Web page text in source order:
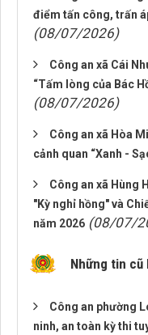
điểm tấn công, trấn
(08/07/2026)
Công an xã Cái
“Tấm lòng của Bác
(08/07/2026)
Công an xã Hòa
cảnh quan “Xanh -
Công an xã Hùng
"Kỳ nghỉ hồng" và
năm 2026 (08/07/
Những tin cũ
Công an phường
ninh, an toàn kỳ thi